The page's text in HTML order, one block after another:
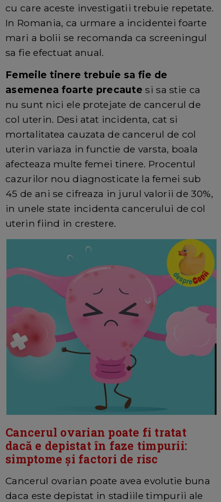
cu care aceste investigatii trebuie repetate.
In Romania, ca urmare a incidentei foarte
mari a bolii se recomanda ca screeningul
sa fie efectuat anual.
Femeile tinere trebuie sa fie de
asemenea foarte precaute si sa stie ca
nu sunt nici ele protejate de cancerul de
col uterin. Desi atat incidenta, cat si
mortalitatea cauzata de cancerul de col
uterin variaza in functie de varsta, boala
afecteaza multe femei tinere. Procentul
cazurilor nou diagnosticate la femei sub
45 de ani se cifreaza in jurul valorii de 30%,
in unele state incidenta cancerului de col
uterin fiind in crestere.
Cancerul ovarian poate fi tratat
dacă e depistat în faze timpurii:
simptome și factori de risc
Cancerul ovarian poate avea evolutie buna
daca este depistat in stadiile timpurii ale